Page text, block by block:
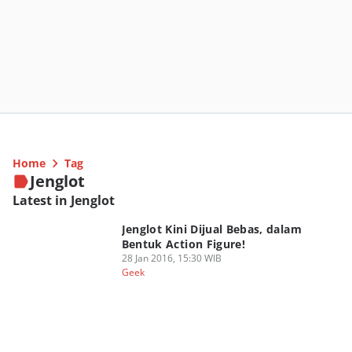
Home Tag
Jenglot
Latest in Jenglot
Jenglot Kini Dijual Bebas, dalam
Bentuk Action Figure!
28 Jan 2016, 15:30 WIB
Geek